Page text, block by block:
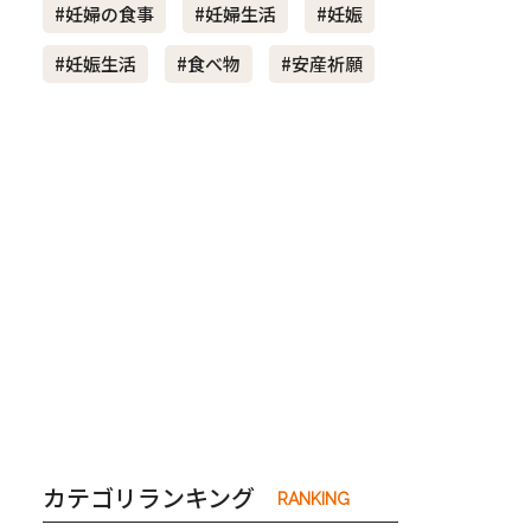
夫婦 #産休 #育休
#妊婦の食事
#妊婦生活
#妊娠
#妊娠生活
#食べ物 #安産祈願
カテゴリランキング RANKING